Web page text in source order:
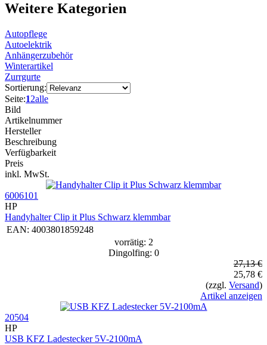
Weitere Kategorien
Autopflege
Autoelektrik
Anhängerzubehör
Winterartikel
Zurrgurte
Sortierung:
Seite:12alle
Bild
Artikelnummer
Hersteller
Beschreibung
Verfügbarkeit
Preis
inkl. MwSt.
6006101
HP
Handyhalter Clip it Plus Schwarz klemmbar
EAN: 4003801859248
vorrätig: 2
Dingolfing: 0
27,13 €
25,78 €
(zzgl. Versand)
Artikel anzeigen
20504
HP
USB KFZ Ladestecker 5V-2100mA